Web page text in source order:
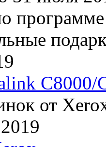
C8000/
от
2019